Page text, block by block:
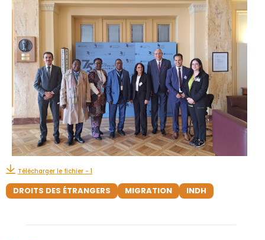
Télécharger le fichier - 1
DROITS DES ÉTRANGERS MIGRATION INDH